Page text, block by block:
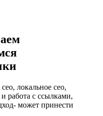
локальное сео,
работа с ссылками,
может принести